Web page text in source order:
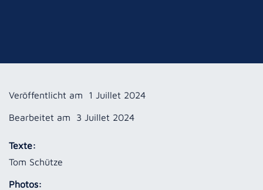
Veröffentlicht am 1 Juillet 2024
Bearbeitet am 3 Juillet 2024
Texte:
Tom Schütze
Photos: